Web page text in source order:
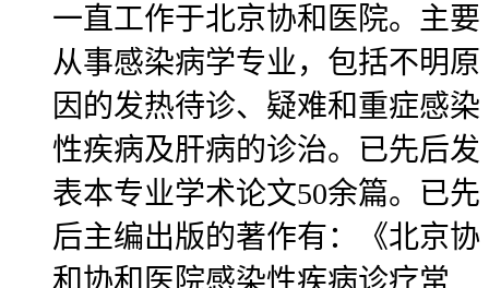
一直工作于北京协和医院。主要
从事感染病学专业，包括不明原
因的发热待诊、疑难和重症感染
性疾病及肝病的诊治。已先后发
表本专业学术论文50余篇。已先
后主编出版的著作有：《北京协
和协和医院感染性疾病诊疗常